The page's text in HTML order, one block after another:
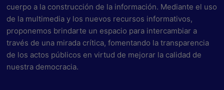
cuerpo a la construcción de la información. Mediante el uso
de la multimedia y los nuevos recursos informativos,
proponemos brindarte un espacio para intercambiar a
través de una mirada crítica, fomentando la transparencia
de los actos públicos en virtud de mejorar la calidad de
nuestra democracia.